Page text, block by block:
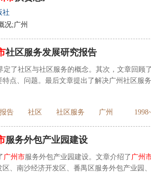
社
况;广州
社区服务发展研究报告
定了社区与社区服务的概念。其次，文章回顾了
点、问题。最后文章提出了解决广州社区服务
告 社区 社区服务 广州
服务外包产业园建设
广州市服务外包产业园建设。文章介绍了 广州
、南沙经济开发区、番禺区服务外包产业园